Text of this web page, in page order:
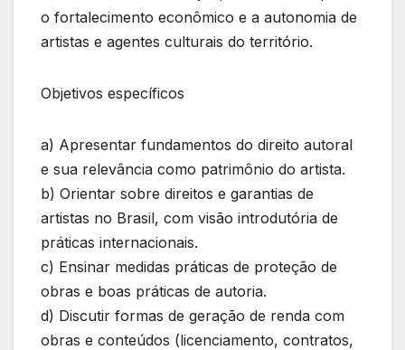
o fortalecimento econômico e a autonomia de
artistas e agentes culturais do território.
Objetivos específicos
a) Apresentar fundamentos do direito autoral
e sua relevância como patrimônio do artista.
b) Orientar sobre direitos e garantias de
artistas no Brasil, com visão introdutória de
práticas internacionais.
c) Ensinar medidas práticas de proteção de
obras e boas práticas de autoria.
d) Discutir formas de geração de renda com
obras e conteúdos (licenciamento, contratos,